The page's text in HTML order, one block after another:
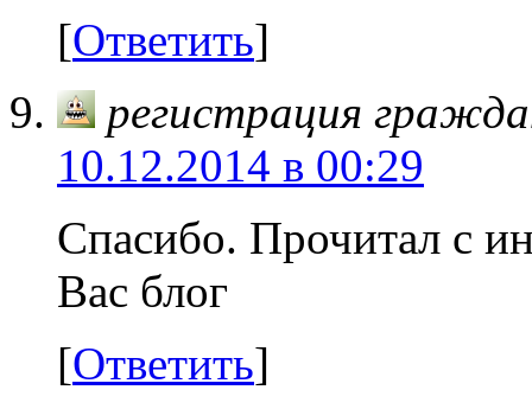
[Ответить]
регистрация
10.12.2014 в 00:29
Спасибо. Прочитал с
Вас блог
[Ответить]